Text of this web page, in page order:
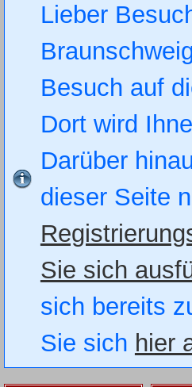
Lieber
Besuch auf
Dort wird
Darüber
dieser Seite
Sie sich
sich bereits
Sie sich hier